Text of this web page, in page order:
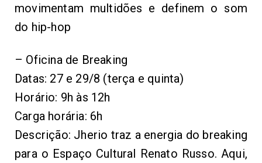
movimentam multidões e definem o som
do hip-hop
– Oficina de Breaking
Datas: 27 e 29/8 (terça e quinta)
Horário: 9h às 12h
Carga horária: 6h
Descrição: Jherio traz a energia do breaking
para o Espaço Cultural Renato Russo. Aqui,